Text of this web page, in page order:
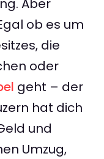
Aber
ob es um
die
oder
geht – der
hat dich
und
Umzug,